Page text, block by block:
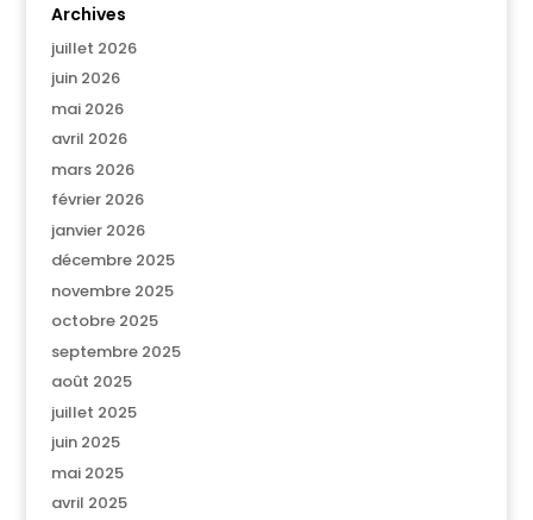
Archives
juillet 2026
juin 2026
mai 2026
avril 2026
mars 2026
février 2026
janvier 2026
décembre 2025
novembre 2025
octobre 2025
septembre 2025
août 2025
juillet 2025
juin 2025
mai 2025
avril 2025